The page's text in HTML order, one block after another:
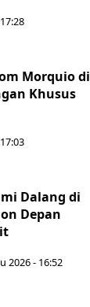
Morquio di
Khusus
Dalang di
Depan
2026 - 16:52